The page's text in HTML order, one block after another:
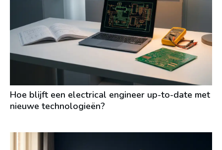
Hoe blijft een electrical engineer up-to-date met
nieuwe technologieën?